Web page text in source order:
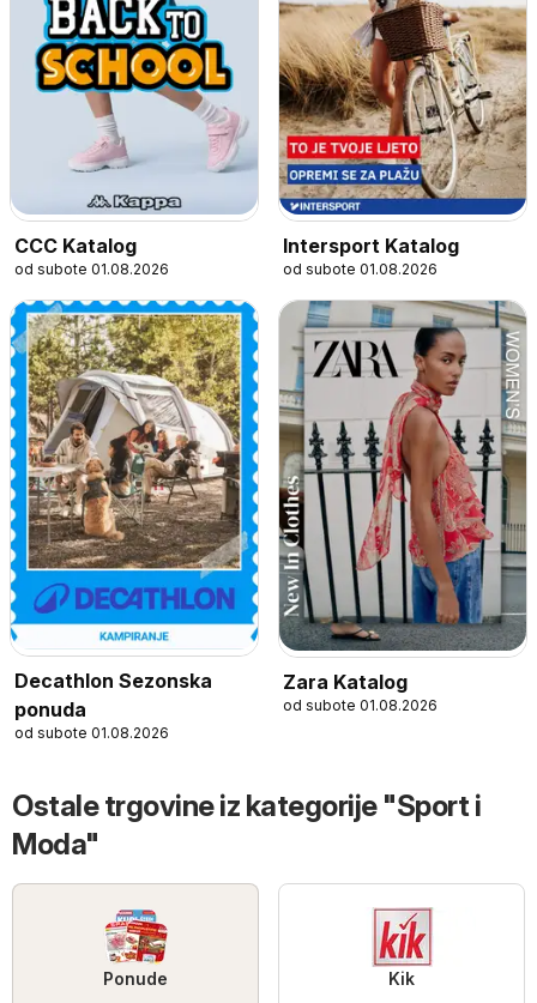
CCC Katalog
od subote 01.08.2026
Intersport Katalog
od subote 01.08.2026
Decathlon Sezonska
ponuda
od subote 01.08.2026
Zara Katalog
od subote 01.08.2026
Ostale trgovine iz kategorije "Sport i
Moda"
Ponude Kik